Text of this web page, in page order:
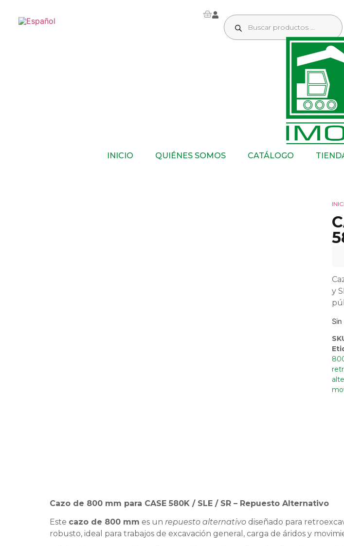
INICIO QUIÉNES SOMOS CATÁLOGO
y
Cazo de 800 mm para CASE 580K / SLE / SR – Repuesto Alternativo
Este cazo de 800 mm es un repuesto alternativo diseñado para
robusto, ideal para trabajos de excavación general, carga de áridos y